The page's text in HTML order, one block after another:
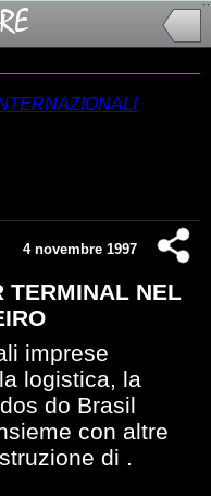
4 novembre 1997
TERMINAL NEL
imprese
logistica, la
do Brasil
con altre
di .